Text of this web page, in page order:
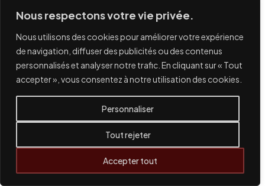
Nous respectons votre vie privée.
Nous utilisons des cookies pour améliorer votre expérience
de navigation, diffuser des publicités ou des contenus
personnalisés et analyser notre trafic. En cliquant sur « Tout
accepter », vous consentez à notre utilisation des cookies.
Personnaliser
Tout rejeter
Accepter tout